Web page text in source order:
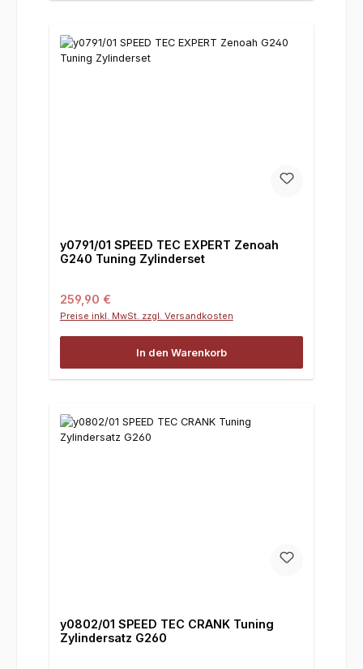
y0791/01 SPEED TEC EXPERT Zenoah
G240 Tuning Zylinderset
Regulärer Preis:
259,90 €
Preise inkl. MwSt. zzgl. Versandkosten
In den Warenkorb
y0802/01 SPEED TEC CRANK Tuning
Zylindersatz G260